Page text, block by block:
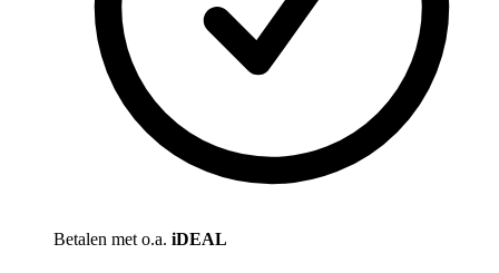
Betalen met o.a. iDEAL